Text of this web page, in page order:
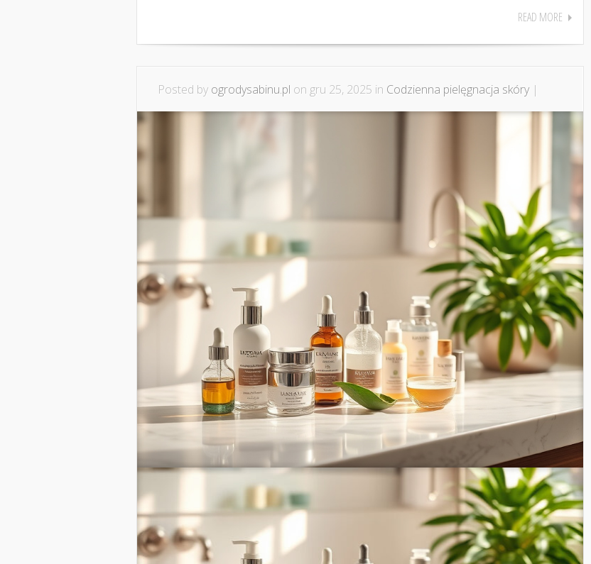
READ MORE
Posted by ogrodysabinu.pl on gru 25, 2025 in Codzienna pielęgnacja skóry|